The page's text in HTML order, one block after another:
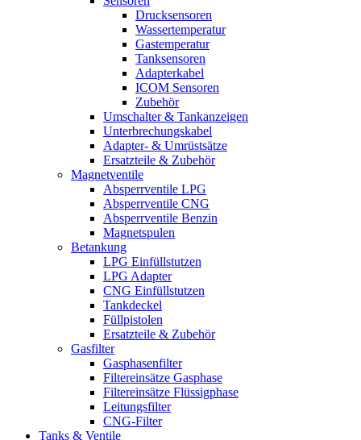
Drucksensoren
Wassertemperatur
Gastemperatur
Tanksensoren
Adapterkabel
ICOM Sensoren
Zubehör
Umschalter & Tankanzeigen
Unterbrechungskabel
Adapter- & Umrüstsätze
Ersatzteile & Zubehör
Magnetventile
Absperrventile LPG
Absperrventile CNG
Absperrventile Benzin
Magnetspulen
Betankung
LPG Einfüllstutzen
LPG Adapter
CNG Einfüllstutzen
Tankdeckel
Füllpistolen
Ersatzteile & Zubehör
Gasfilter
Gasphasenfilter
Filtereinsätze Gasphase
Filtereinsätze Flüssigphase
Leitungsfilter
CNG-Filter
Tanks & Ventile